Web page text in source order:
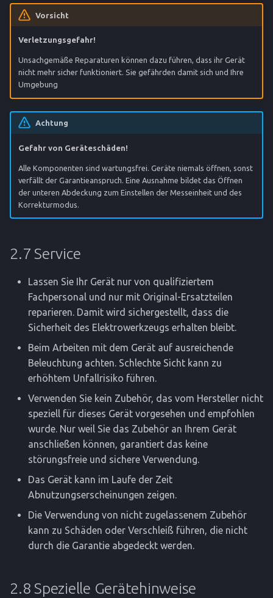
Vorsicht
Verletzungsgefahr!
Unsachgemäße Reparaturen können dazu führen, dass ihr Gerät
nicht mehr sicher funktioniert. Sie gefährden damit sich und Ihre
Umgebung
Achtung
Gefahr von Geräteschäden!
Alle Komponenten sind wartungsfrei. Geräte niemals öffnen, sonst
verfällt der Garantieanspruch. Eine Ausnahme bildet das Öffnen
der unteren Abdeckung zum Einstellen der Messeinheit und des
Korrekturmodus.
2.7 Service
Lassen Sie Ihr Gerät nur von qualifiziertem
Fachpersonal und nur mit Original-Ersatzteilen
reparieren. Damit wird sichergestellt, dass die
Sicherheit des Elektrowerkzeugs erhalten bleibt.
Beim Arbeiten mit dem Gerät auf ausreichende
Beleuchtung achten. Schlechte Sicht kann zu
erhöhtem Unfallrisiko führen.
Verwenden Sie kein Zubehör, das vom Hersteller nicht
speziell für dieses Gerät vorgesehen und empfohlen
wurde. Nur weil Sie das Zubehör an Ihrem Gerät
anschließen können, garantiert das keine
störungsfreie und sichere Verwendung.
Das Gerät kann im Laufe der Zeit
Abnutzungserscheinungen zeigen.
Die Verwendung von nicht zugelassenem Zubehör
kann zu Schäden oder Verschleiß führen, die nicht
durch die Garantie abgedeckt werden.
2.8 Spezielle Gerätehinweise